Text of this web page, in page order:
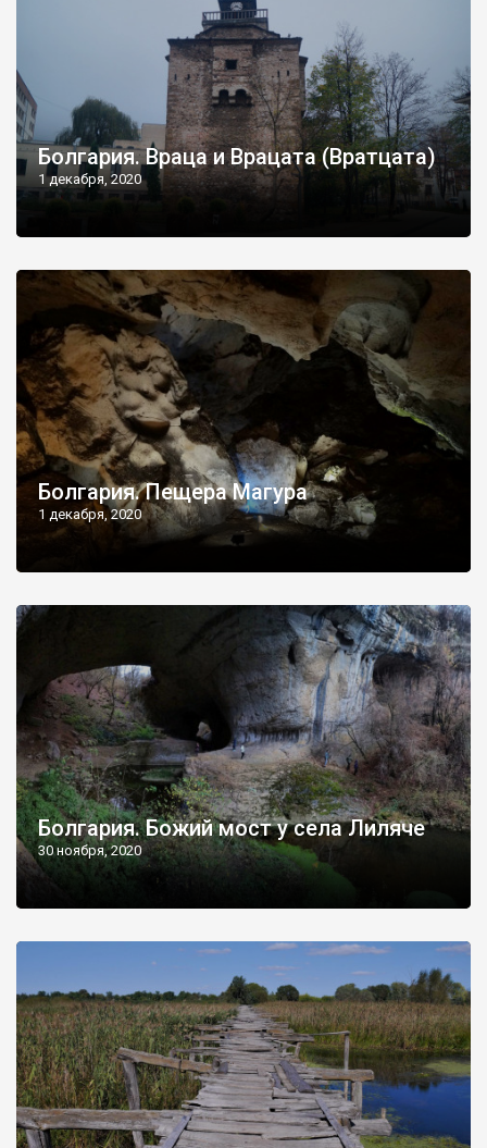
Болгария. Враца и Врацата (Вратцата)
1 декабря, 2020
Болгария. Пещера Магура
1 декабря, 2020
Болгария. Божий мост у села Лиляче
30 ноября, 2020